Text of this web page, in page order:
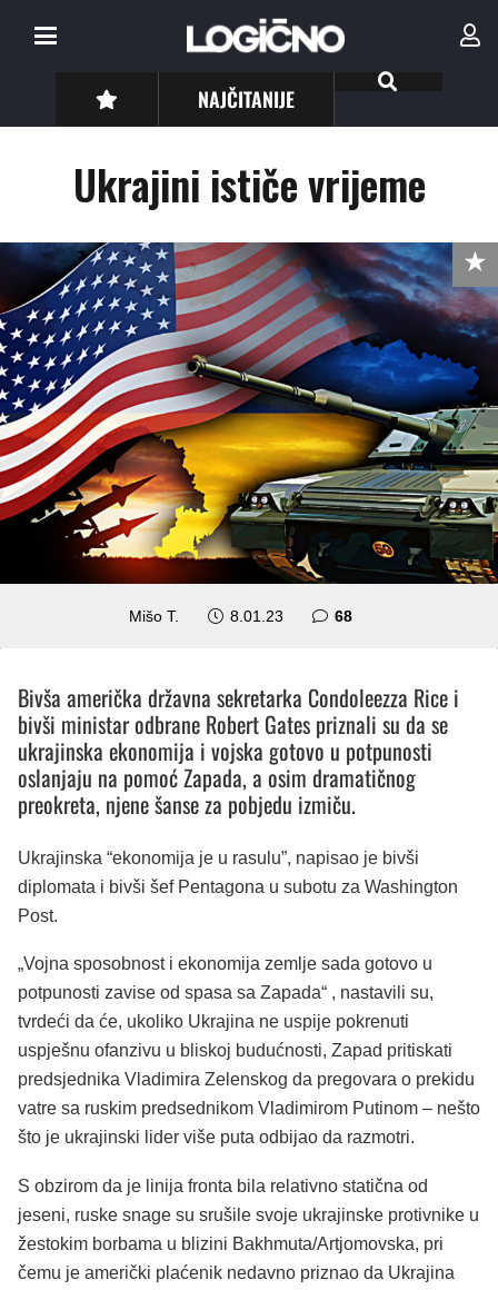
NAJČITANIJE
Ukrajini ističe vrijeme
Mišo T. 8.01.23 68komentara
Bivša američka državna sekretarka Condoleezza Rice i
bivši ministar odbrane Robert Gates priznali su da se
ukrajinska ekonomija i vojska gotovo u potpunosti
oslanjaju na pomoć Zapada, a osim dramatičnog
preokreta, njene šanse za pobjedu izmiču.
Ukrajinska “ekonomija je u rasulu”, napisao je bivši
diplomata i bivši šef Pentagona u subotu za Washington
Post.
„Vojna sposobnost i ekonomija zemlje sada gotovo u
potpunosti zavise od spasa sa Zapada“ , nastavili su,
tvrdeći da će, ukoliko Ukrajina ne uspije pokrenuti
uspješnu ofanzivu u bliskoj budućnosti, Zapad pritiskati
predsjednika Vladimira Zelenskog da pregovara o prekidu
vatre sa ruskim predsednikom Vladimirom Putinom – nešto
što je ukrajinski lider više puta odbijao da razmotri.
S obzirom da je linija fronta bila relativno statična od
jeseni, ruske snage su srušile svoje ukrajinske protivnike u
žestokim borbama u blizini Bakhmuta/Artjomovska, pri
čemu je američki plaćenik nedavno priznao da Ukrajina